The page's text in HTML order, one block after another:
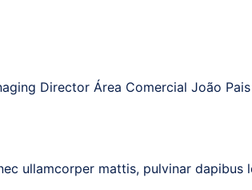
ullamcorper mattis, pulvinar dapibus